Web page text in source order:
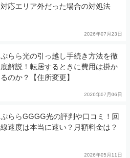
対応エリア外だった場合の対処法
2026年07月23日
ぷらら光の引っ越し手続き方法を徹
底解説！転居するときに費用は掛か
るのか？【住所変更】
2026年07月06日
ぷららGGGG光の評判や口コミ！回
線速度は本当に速い？月額料金は？
2026年05月11日